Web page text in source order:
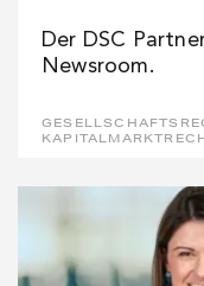
Der DSC
Newsroom.